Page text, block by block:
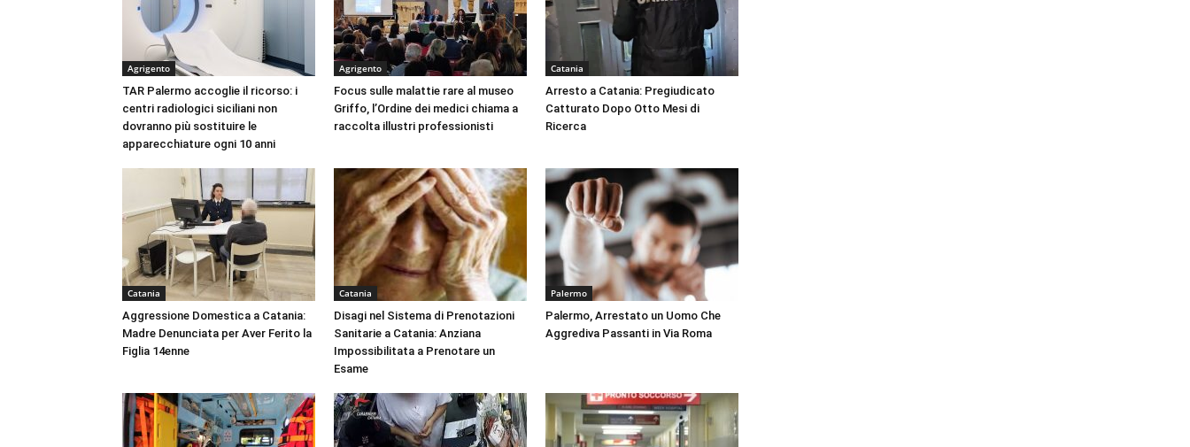
Agrigento
TAR Palermo accoglie il ricorso: i
centri radiologici siciliani non
dovranno più sostituire le
apparecchiature ogni 10 anni
Agrigento
Focus sulle malattie rare al museo
Griffo, l’Ordine dei medici chiama a
raccolta illustri professionisti
Catania
Arresto a Catania: Pregiudicato
Catturato Dopo Otto Mesi di
Ricerca
Catania
Aggressione Domestica a Catania:
Madre Denunciata per Aver Ferito la
Figlia 14enne
Catania
Disagi nel Sistema di Prenotazioni
Sanitarie a Catania: Anziana
Impossibilitata a Prenotare un
Esame
Palermo
Palermo, Arrestato un Uomo Che
Aggrediva Passanti in Via Roma